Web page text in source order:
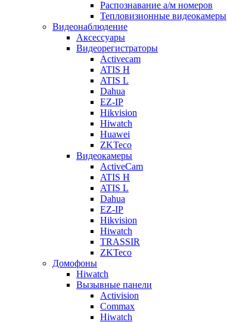
Распознавание а/м номеров
Тепловизионные видеокамеры
Видеонаблюдение
Аксессуары
Видеорегистраторы
Activecam
ATIS H
ATIS L
Dahua
EZ-IP
Hikvision
Hiwatch
Huawei
ZKTeco
Видеокамеры
ActiveCam
ATIS H
ATIS L
Dahua
EZ-IP
Hikvision
Hiwatch
TRASSIR
ZKTeco
Домофоны
Hiwatch
Вызывные панели
Activision
Commax
Hiwatch